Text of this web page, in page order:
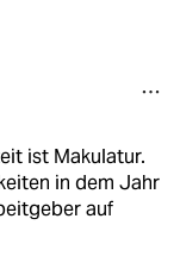
ist Makulatur.
in dem Jahr
auf